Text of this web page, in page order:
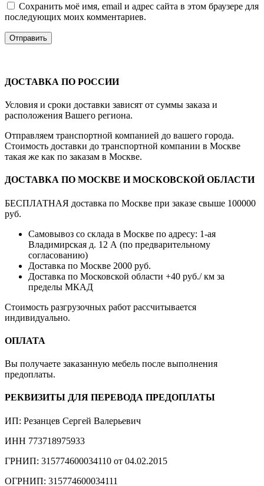
Сохранить моё имя, email и адрес сайта в этом браузере для
последующих моих комментариев.
ДОСТАВКА ПО РОССИИ
Условия и сроки доставки зависят от суммы заказа и
расположения Вашего региона.
Отправляем транспортной компанией до вашего города.
Стоимость доставки до транспортной компании в Москве
такая же как по заказам в Москве.
ДОСТАВКА ПО МОСКВЕ И МОСКОВСКОЙ ОБЛАСТИ
БЕСПЛАТНАЯ доставка по Москве при заказе свыше 100000
руб.
Самовывоз со склада в Москве по адресу: 1-ая
Владимирская д. 12 А (по предварительному
согласованию)
Доставка по Москве 2000 руб.
Доставка по Московской области +40 руб./ км за
пределы МКАД
Стоимость разгрузочных работ рассчитывается
индивидуально.
ОПЛАТА
Вы получаете заказанную мебель после выполнения
предоплаты.
РЕКВИЗИТЫ ДЛЯ ПЕРЕВОДА ПРЕДОПЛАТЫ
ИП: Резанцев Сергей Валерьевич
ИНН 773718975933
ГРНИП: 315774600034110 от 04.02.2015
ОГРНИП: 315774600034111